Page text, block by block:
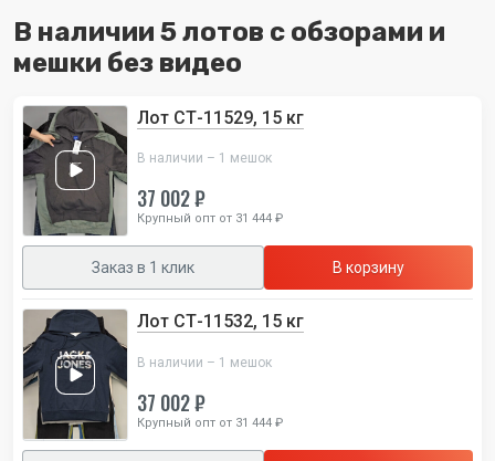
В наличии 5 лотов с обзорами и
мешки без видео
Лот СТ-11529, 15 кг
В наличии – 1 мешок
37 002 ₽
Крупный опт от 31 444 ₽
Заказ в 1 клик В корзину
Лот СТ-11532, 15 кг
В наличии – 1 мешок
37 002 ₽
Крупный опт от 31 444 ₽